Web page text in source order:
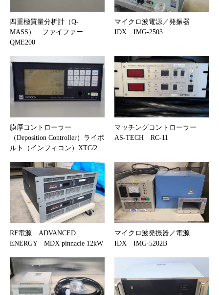
四重極質量分析計（Q-
MASS） ファイファー
QME200
マイクロ波電源／発振器
IDX IMG-2503
膜厚コントローラー
（Deposition Controller）ライボ
ルト（インフィコン）XTC/2…
マッチングコントローラー
AS-TECH RC-11
RF電源 ADVANCED
ENERGY MDX pinnacle 12kW
マイクロ波発振器／電源
IDX IMG-5202B